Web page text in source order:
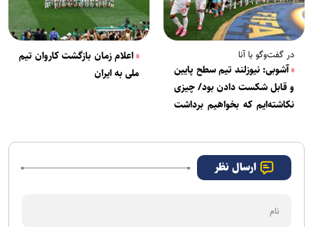
در گفت‌وگو با آنا
آشوبی: نیوزلند تیم سطح پایین
و قابل شکست دادن بود/ چیزی
نکاشته‌ایم که بخواهیم برداشت
اعلام زمان بازگشت کاروان تیم
ملی به ایران
ارسال نظر